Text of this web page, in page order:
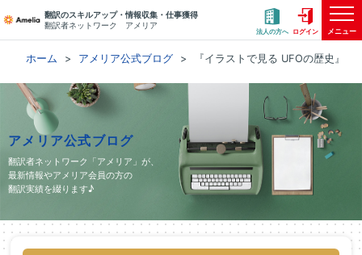
翻訳のスキルアップ・情報収集・仕事獲得
翻訳者ネットワーク アメリア
法人の方へ ログイン メニュー
ホーム アメリア公式ブログ 『イラストで見る UFOの歴史』
アメリア公式ブログ
翻訳者ネットワーク「アメリア」が、
最新情報やアメリア会員の方の
翻訳実績を綴ります♪